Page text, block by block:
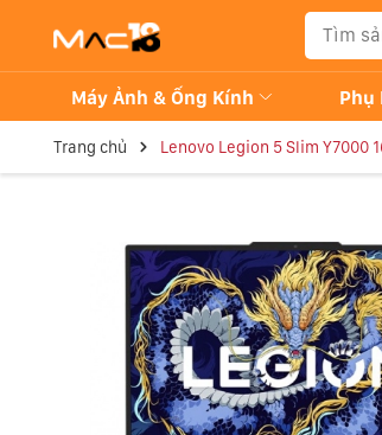
Máy Ảnh & Ống Kính Phụ
Trang chủ Lenovo Legion 5 Slim Y7000